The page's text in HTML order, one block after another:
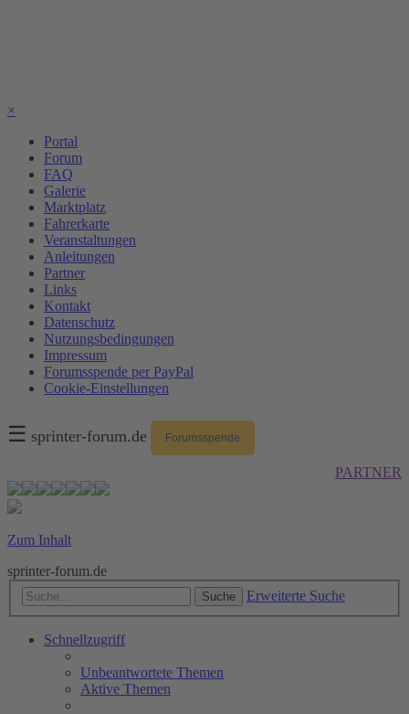
×
Portal
Forum
FAQ
Galerie
Marktplatz
Fahrerkarte
Veranstaltungen
Anleitungen
Partner
Links
Kontakt
Datenschutz
Nutzungsbedingungen
Impressum
Forumsspende per PayPal
Cookie-Einstellungen
☰ sprinter-forum.de Forumsspende
PARTNER
Zum Inhalt
sprinter-forum.de
Suche Erweiterte Suche
Schnellzugriff
Unbeantwortete Themen
Aktive Themen